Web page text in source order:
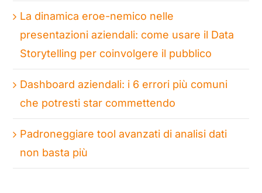
La dinamica eroe-nemico nelle
presentazioni aziendali: come usare il Data
Storytelling per coinvolgere il pubblico
Dashboard aziendali: i 6 errori più comuni
che potresti star commettendo
Padroneggiare tool avanzati di analisi dati
non basta più